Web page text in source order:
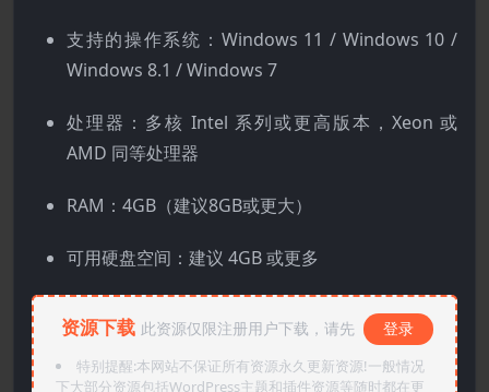
支持的操作系统：Windows 11 / Windows 10 /
Windows 8.1 / Windows 7
处理器：多核 Intel 系列或更高版本，Xeon 或
AMD 同等处理器
RAM：4GB（建议8GB或更大）
可用硬盘空间：建议 4GB 或更多
资源下载 此资源仅限注册用户下载，请先 登录
特别提醒:本网站不保证所有资源永久更新资源!一般情况
下大部分资源包括WordPress主题和插件资源等随时都在更